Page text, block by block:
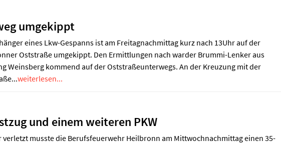
umgekippt
eines Lkw-Gespanns ist am Freitagnachmittag kurz nach 13Uhr auf der
Oststraße umgekippt. Den Ermittlungen nach warder Brummi-Lenker aus
Weinsberg kommend auf der Oststraßeunterwegs. An der Kreuzung mit der
weiterlesen...
und einem weiteren PKW
verletzt musste die Berufsfeuerwehr Heilbronn am Mittwochnachmittag einen 35-